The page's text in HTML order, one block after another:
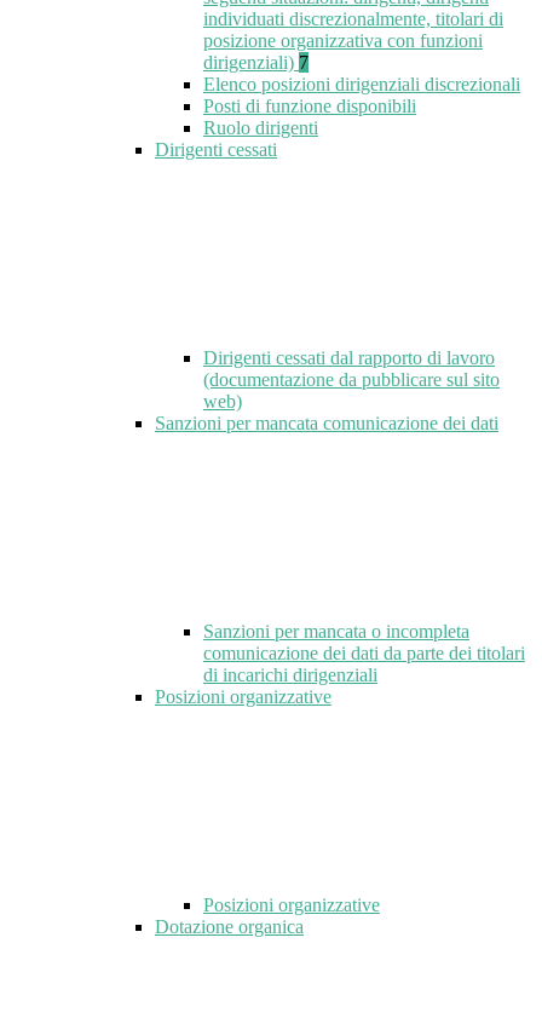
individuati discrezionalmente, titolari di
posizione organizzativa con funzioni
dirigenziali) 7
Elenco posizioni dirigenziali discrezionali
Posti di funzione disponibili
Ruolo dirigenti
Dirigenti cessati
Dirigenti cessati dal rapporto di lavoro
(documentazione da pubblicare sul sito
web)
Sanzioni per mancata comunicazione dei dati
Sanzioni per mancata o incompleta
comunicazione dei dati da parte dei titolari
di incarichi dirigenziali
Posizioni organizzative
Posizioni organizzative
Dotazione organica